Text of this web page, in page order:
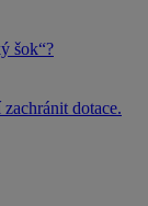
šok“?
dotace.